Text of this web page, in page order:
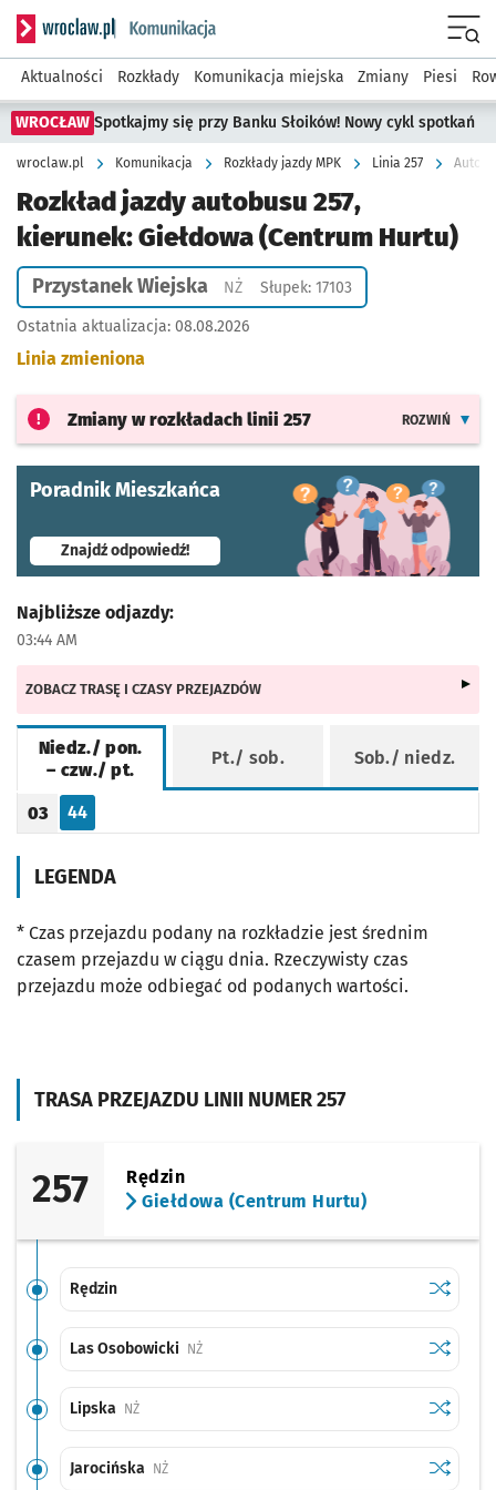
Serwis informacyjny wroclaw.pl podserwis: Komunikacja
Aktualności Rozkłady Komunikacja miejska Zmiany Piesi
WROCŁAW Spotkajmy się przy Banku Słoików! Nowy cykl spotkań
wroclaw.pl Komunikacja Rozkłady jazdy MPK Linia 257
Rozkład jazdy autobusu 257,
kierunek: Giełdowa (Centrum Hurtu)
Przystanek Wiejska NŻPrzystanek na życzenie
Słupek: 17103
Ostatnia aktualizacja: 08.08.2026
Linia zmieniona
Zmiany w rozkładach linii 257 ROZWIŃ
Poradnik Mieszkańca
Znajdź odpowiedź!- otworzy się w nowej karcie
TRASA PRZEJAZDU LINII NUMER 257
257
Rędzin
Giełdowa (Centrum Hurtu)
Rędzin Sprawdź
Rędzin
Las Osobowicki NŻPrzystanek na życzenie Sprawdź
Las
Lipska NŻPrzystanek na życzenie Sprawdź
Lipska
Jarocińska NŻPrzystanek na życzenie Sprawdź
Najbliższe odjazdy:
03:44 AM
ZOBACZ TRASĘ I CZASY PRZEJAZDÓW
Niedz./ pon.
– czw./ pt.
Pt./ sob. Sob./ niedz.
Rozkład jazdy -
Godzina odjazdu
03
Odjazd
44
minut po godzinie 03
LEGENDA
* Czas przejazdu podany na rozkładzie jest średnim
czasem przejazdu w ciągu dnia. Rzeczywisty czas
przejazdu może odbiegać od podanych wartości.